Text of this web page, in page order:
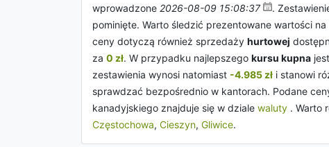
wprowadzone 2026-08-09 15:08:37 .
pominięte. Warto śledzić prezentowane wartości
ceny dotyczą również sprzedaży hurtowej
za 0 zł. W przypadku najlepszego kursu kupna
zestawienia wynosi natomiast -4.985 zł i stanowi
sprawdzać bezpośrednio w kantorach. Podane
kanadyjskiego znajduje się w dziale waluty . Warto
Częstochowa, Cieszyn, Gliwice.